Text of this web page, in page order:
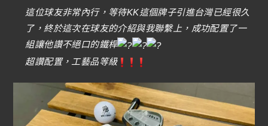
這位球友非常內行，等待KK這個牌子引進台灣已經很久
了，終於這次在球友的介紹與我聯繫上，成功配置了一
組讓他讚不絕口的鐵桿
超讚配置，工藝品等級